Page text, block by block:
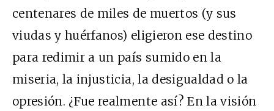
centenares de miles de muertos (y sus
viudas y huérfanos) eligieron ese destino
para redimir a un país sumido en la
miseria, la injusticia, la desigualdad o la
opresión. ¿Fue realmente así? En la visión